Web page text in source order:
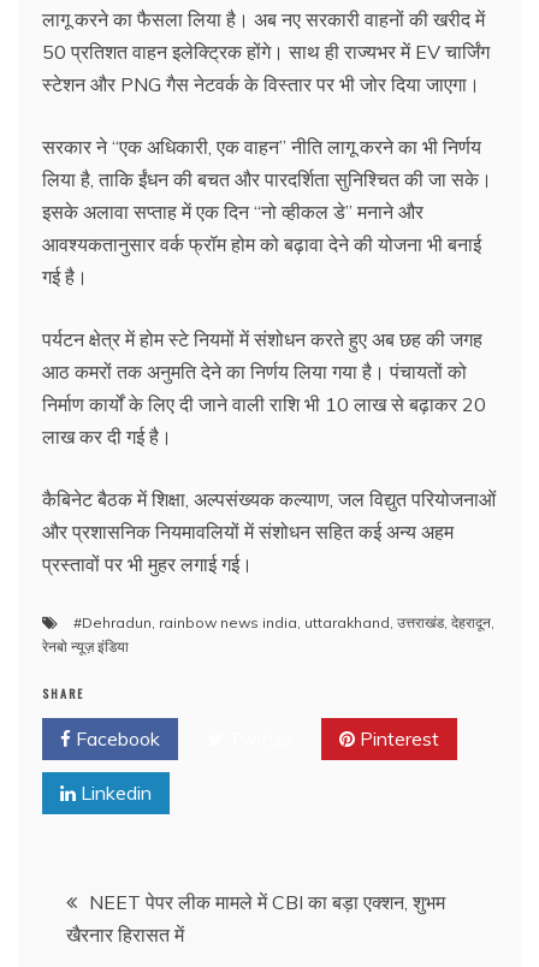
लागू करने का फैसला लिया है। अब नए सरकारी वाहनों की खरीद में
50 प्रतिशत वाहन इलेक्ट्रिक होंगे। साथ ही राज्यभर में EV चार्जिंग
स्टेशन और PNG गैस नेटवर्क के विस्तार पर भी जोर दिया जाएगा।
सरकार ने “एक अधिकारी, एक वाहन” नीति लागू करने का भी निर्णय
लिया है, ताकि ईंधन की बचत और पारदर्शिता सुनिश्चित की जा सके।
इसके अलावा सप्ताह में एक दिन “नो व्हीकल डे” मनाने और
आवश्यकतानुसार वर्क फ्रॉम होम को बढ़ावा देने की योजना भी बनाई
गई है।
पर्यटन क्षेत्र में होम स्टे नियमों में संशोधन करते हुए अब छह की जगह
आठ कमरों तक अनुमति देने का निर्णय लिया गया है। पंचायतों को
निर्माण कार्यों के लिए दी जाने वाली राशि भी 10 लाख से बढ़ाकर 20
लाख कर दी गई है।
कैबिनेट बैठक में शिक्षा, अल्पसंख्यक कल्याण, जल विद्युत परियोजनाओं
और प्रशासनिक नियमावलियों में संशोधन सहित कई अन्य अहम
प्रस्तावों पर भी मुहर लगाई गई।
#Dehradun, rainbow news india, uttarakhand, उत्तराखंड, देहरादून,
रेनबो न्यूज़ इंडिया
SHARE
Facebook Pinterest
Linkedin
PostNEET पेपर लीक मामले में CBI का बड़ा एक्शन, शुभम
खैरनार हिरासत में